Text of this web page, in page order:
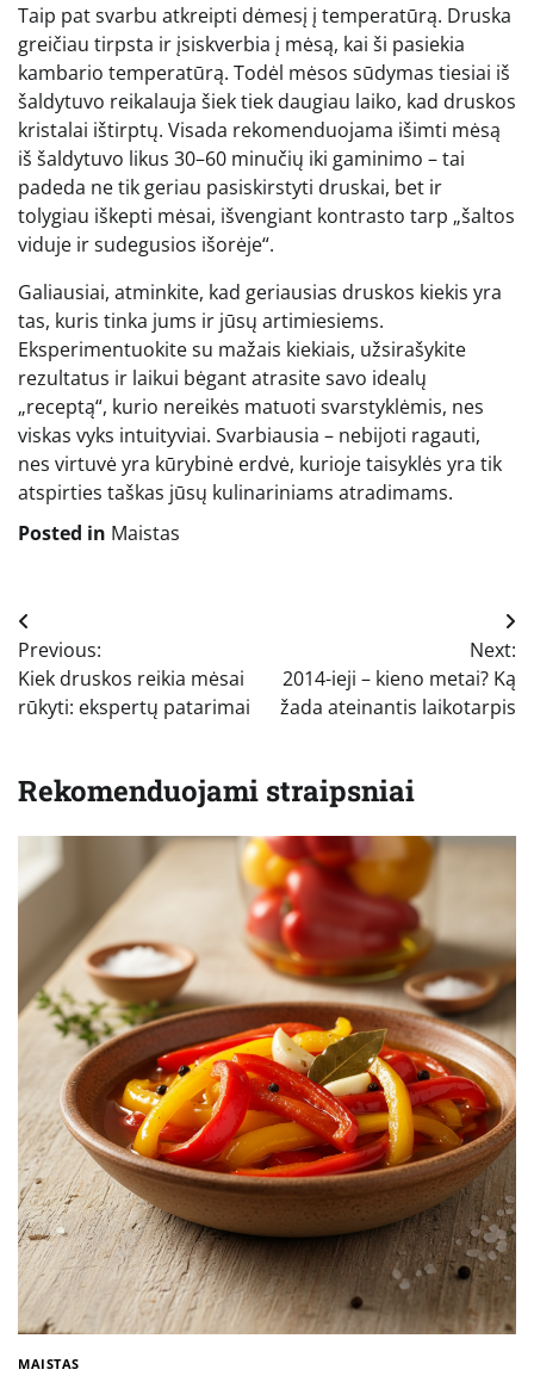
Taip pat svarbu atkreipti dėmesį į temperatūrą. Druska
greičiau tirpsta ir įsiskverbia į mėsą, kai ši pasiekia
kambario temperatūrą. Todėl mėsos sūdymas tiesiai iš
šaldytuvo reikalauja šiek tiek daugiau laiko, kad druskos
kristalai ištirptų. Visada rekomenduojama išimti mėsą
iš šaldytuvo likus 30–60 minučių iki gaminimo – tai
padeda ne tik geriau pasiskirstyti druskai, bet ir
tolygiau iškepti mėsai, išvengiant kontrasto tarp „šaltos
viduje ir sudegusios išorėje“.
Galiausiai, atminkite, kad geriausias druskos kiekis yra
tas, kuris tinka jums ir jūsų artimiesiems.
Eksperimentuokite su mažais kiekiais, užsirašykite
rezultatus ir laikui bėgant atrasite savo idealų
„receptą“, kurio nereikės matuoti svarstyklėmis, nes
viskas vyks intuityviai. Svarbiausia – nebijoti ragauti,
nes virtuvė yra kūrybinė erdvė, kurioje taisyklės yra tik
atspirties taškas jūsų kulinariniams atradimams.
Posted in Maistas
Navigacija
tarp
įrašų
Previous:
Kiek druskos reikia mėsai
rūkyti: ekspertų patarimai
Next:
2014-ieji – kieno metai? Ką
žada ateinantis laikotarpis
Rekomenduojami straipsniai
MAISTAS